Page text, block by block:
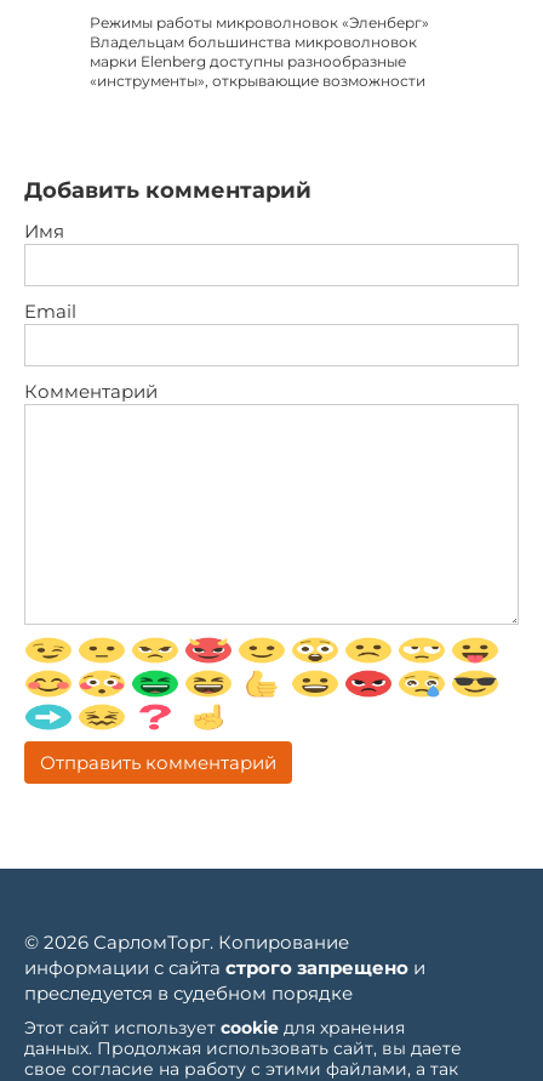
Режимы работы микроволновок «Эленберг»
Владельцам большинства микроволновок
марки Elenberg доступны разнообразные
«инструменты», открывающие возможности
Добавить комментарий
Имя
Email
Комментарий
© 2026 СарломТорг. Копирование
информации с сайта строго запрещено и
преследуется в судебном порядке
Этот сайт использует cookie для хранения
данных. Продолжая использовать сайт, вы даете
свое согласие на работу с этими файлами, а так